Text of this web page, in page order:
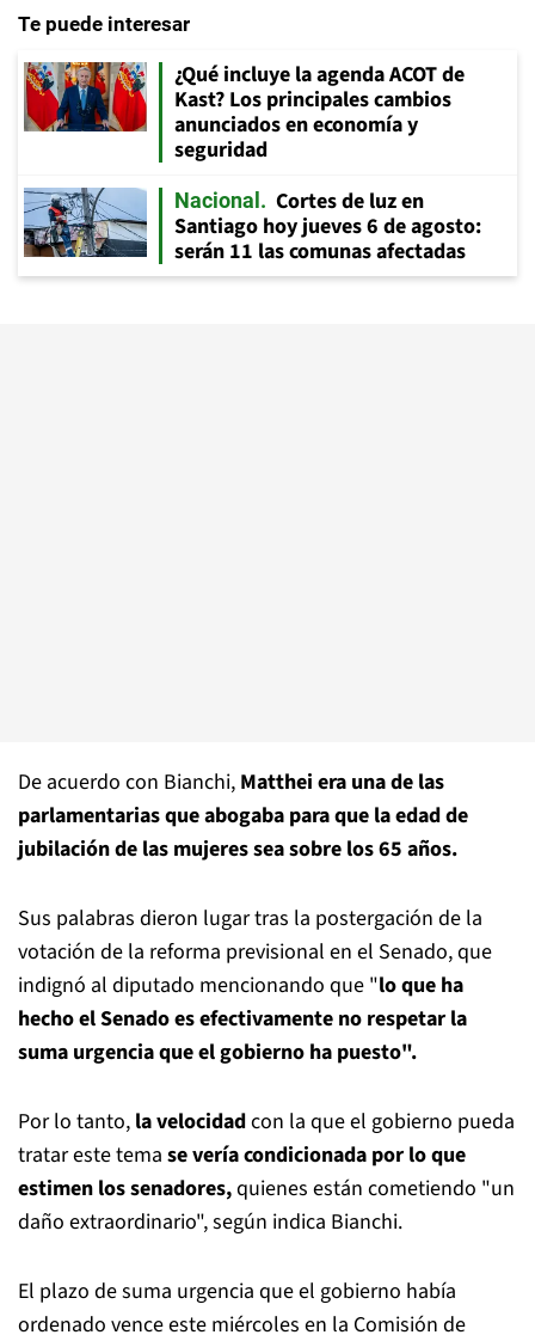
Te puede interesar
¿Qué incluye la agenda ACOT de
Kast? Los principales cambios
anunciados en economía y
seguridad
Nacional
Cortes de luz en
Santiago hoy jueves 6 de agosto:
serán 11 las comunas afectadas
De acuerdo con Bianchi, Matthei era una de las
parlamentarias que abogaba para que la edad de
jubilación de las mujeres sea sobre los 65 años.
Sus palabras dieron lugar tras la postergación de la
votación de la reforma previsional en el Senado, que
indignó al diputado mencionando que "lo que ha
hecho el Senado es efectivamente no respetar la
suma urgencia que el gobierno ha puesto".
Por lo tanto, la velocidadcon la que el gobierno pueda
tratar este tema se vería condicionada por lo que
estimen los senadores,quienes están cometiendo "un
daño extraordinario", según indica Bianchi.
El plazo de suma urgencia que el gobierno había
ordenado vence este miércoles en la Comisión de